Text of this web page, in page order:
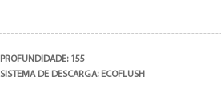
PROFUNDIDADE: 155
SISTEMA DE DESCARGA: ECOFLUSH